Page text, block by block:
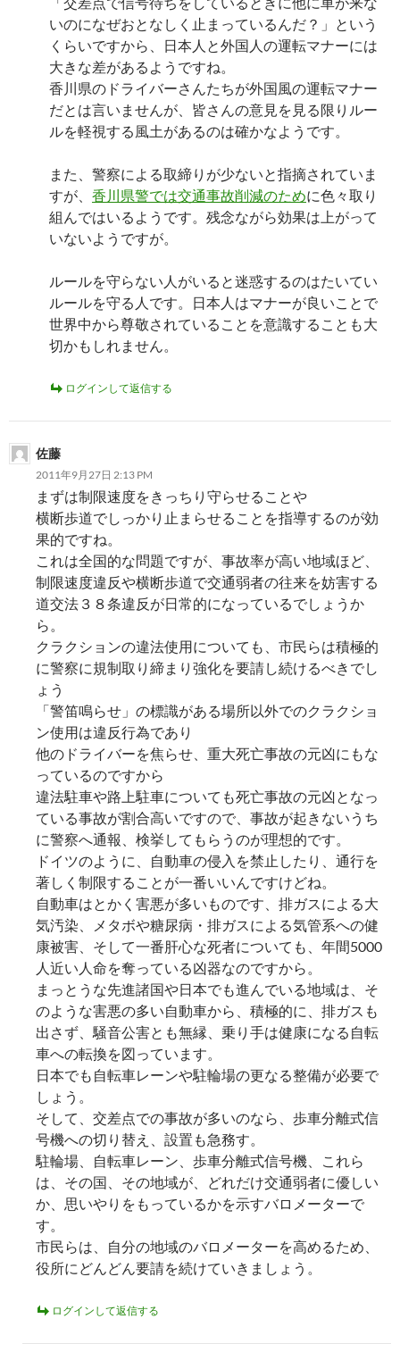
いのになぜおとなしく止まっているんだ？」という
くらいですから、日本人と外国人の運転マナーには
大きな差があるようですね。
香川県のドライバーさんたちが外国風の運転マナー
だとは言いませんが、皆さんの意見を見る限りルー
ルを軽視する風土があるのは確かなようです。
また、警察による取締りが少ないと指摘されていま
すが、 香川県警では交通事故削減のために色々取り
組んではいるようです。残念ながら効果は上がって
いないようですが。
ルールを守らない人がいると迷惑するのはたいてい
ルールを守る人です。日本人はマナーが良いことで
世界中から尊敬されていることを意識することも大
切かもしれません。
ログインして返信する
佐藤
2011年9月27日 2:13 PM
まずは制限速度をきっちり守らせることや
横断歩道でしっかり止まらせることを指導するのが効
果的ですね。
これは全国的な問題ですが、事故率が高い地域ほど、
制限速度違反や横断歩道で交通弱者の往来を妨害する
道交法３８条違反が日常的になっているでしょうか
ら。
クラクションの違法使用についても、市民らは積極的
に警察に規制取り締まり強化を要請し続けるべきでし
ょう
「警笛鳴らせ」の標識がある場所以外でのクラクショ
ン使用は違反行為であり
他のドライバーを焦らせ、重大死亡事故の元凶にもな
っているのですから
違法駐車や路上駐車についても死亡事故の元凶となっ
ている事故が割合高いですので、事故が起きないうち
に警察へ通報、検挙してもらうのが理想的です。
ドイツのように、自動車の侵入を禁止したり、通行を
著しく制限することが一番いいんですけどね。
自動車はとかく害悪が多いものです、排ガスによる大
気汚染、メタボや糖尿病・排ガスによる気管系への健
康被害、そして一番肝心な死者についても、年間5000
人近い人命を奪っている凶器なのですから。
まっとうな先進諸国や日本でも進んでいる地域は、そ
のような害悪の多い自動車から、積極的に、排ガスも
出さず、騒音公害とも無縁、乗り手は健康になる自転
車への転換を図っています。
日本でも自転車レーンや駐輪場の更なる整備が必要で
しょう。
そして、交差点での事故が多いのなら、歩車分離式信
号機への切り替え、設置も急務す。
駐輪場、自転車レーン、歩車分離式信号機、これら
は、その国、その地域が、どれだけ交通弱者に優しい
か、思いやりをもっているかを示すバロメーターで
す。
市民らは、自分の地域のバロメーターを高めるため、
役所にどんどん要請を続けていきましょう。
ログインして返信する